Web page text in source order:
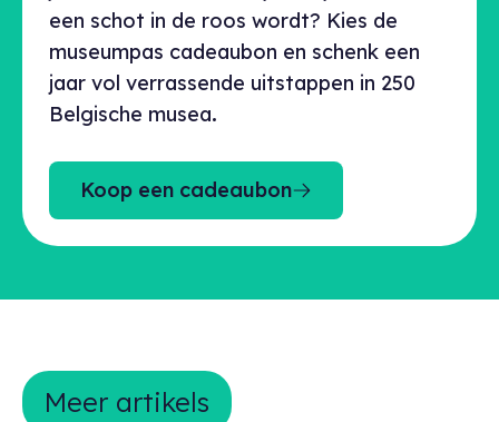
een schot in de roos wordt? Kies de
museumpas cadeaubon en schenk een
jaar vol verrassende uitstappen in 250
Belgische musea.
Koop een cadeaubon
Meer artikels
Meer artikels